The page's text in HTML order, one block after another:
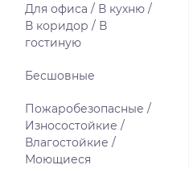
Для офиса / В кухню /
В коридор / В
гостиную
Бесшовные
Пожаробезопасные /
Износостойкие /
Влагостойкие /
Моющиеся